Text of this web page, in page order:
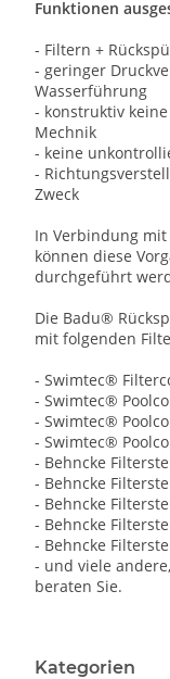
Funktionen
- Filtern +
- geringer
Wasserführung
- konstruktiv
Mechnik
- keine
-
Zweck
In Verbindung
können diese
durchgeführt
Die Badu®
mit folgenden
- Swimtec®
- Swimtec®
- Swimtec®
- Swimtec®
- Behncke
- Behncke
- Behncke
- Behncke
- Behncke
- und viele
beraten Sie.
Kategorien